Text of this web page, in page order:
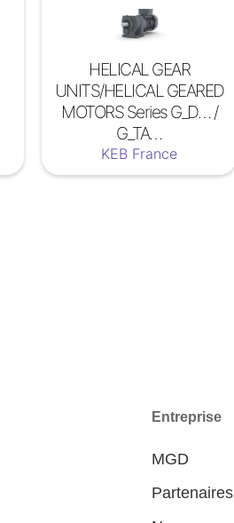
HELICAL GEAR
UNITS/HELICAL GEARED
MOTORS Series G_D… /
G_TA…
KEB France
Entreprise
MGD
Partenaires